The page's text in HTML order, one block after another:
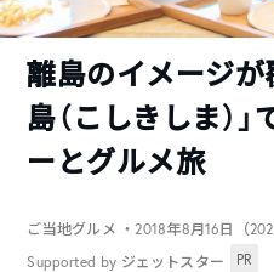
離島のイメージが
島（こしきしま）
ーとグルメ旅
ご当地グルメ ・2018年8月16日（
Supported by ジェットスター
PR